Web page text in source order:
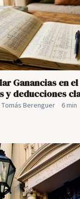
Ganancias en
y deducciones
Berenguer 6 min